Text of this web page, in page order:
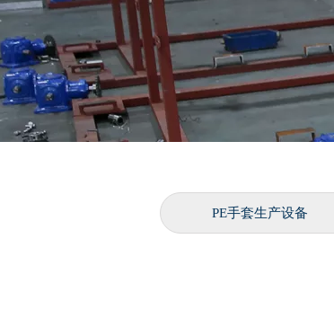
PE手套生产设备